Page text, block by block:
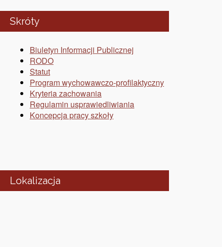
Skróty
Biuletyn Informacji Publicznej
RODO
Statut
Program wychowawczo-profilaktyczny
Kryteria zachowania
Regulamin usprawiedliwiania
Koncepcja pracy szkoły
Lokalizacja